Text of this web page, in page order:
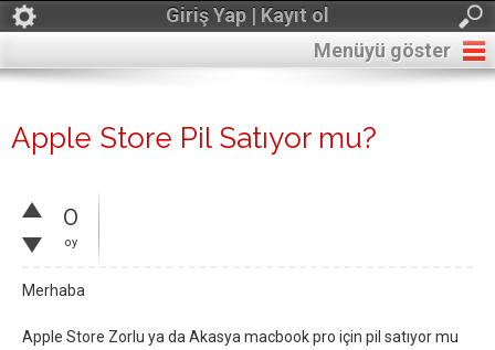
Giriş Yap | Kayıt ol
Menüyü göster
Apple Store Pil Satıyor mu?
0
oy
Merhaba
Apple Store Zorlu ya da Akasya macbook pro için pil satıyor mu